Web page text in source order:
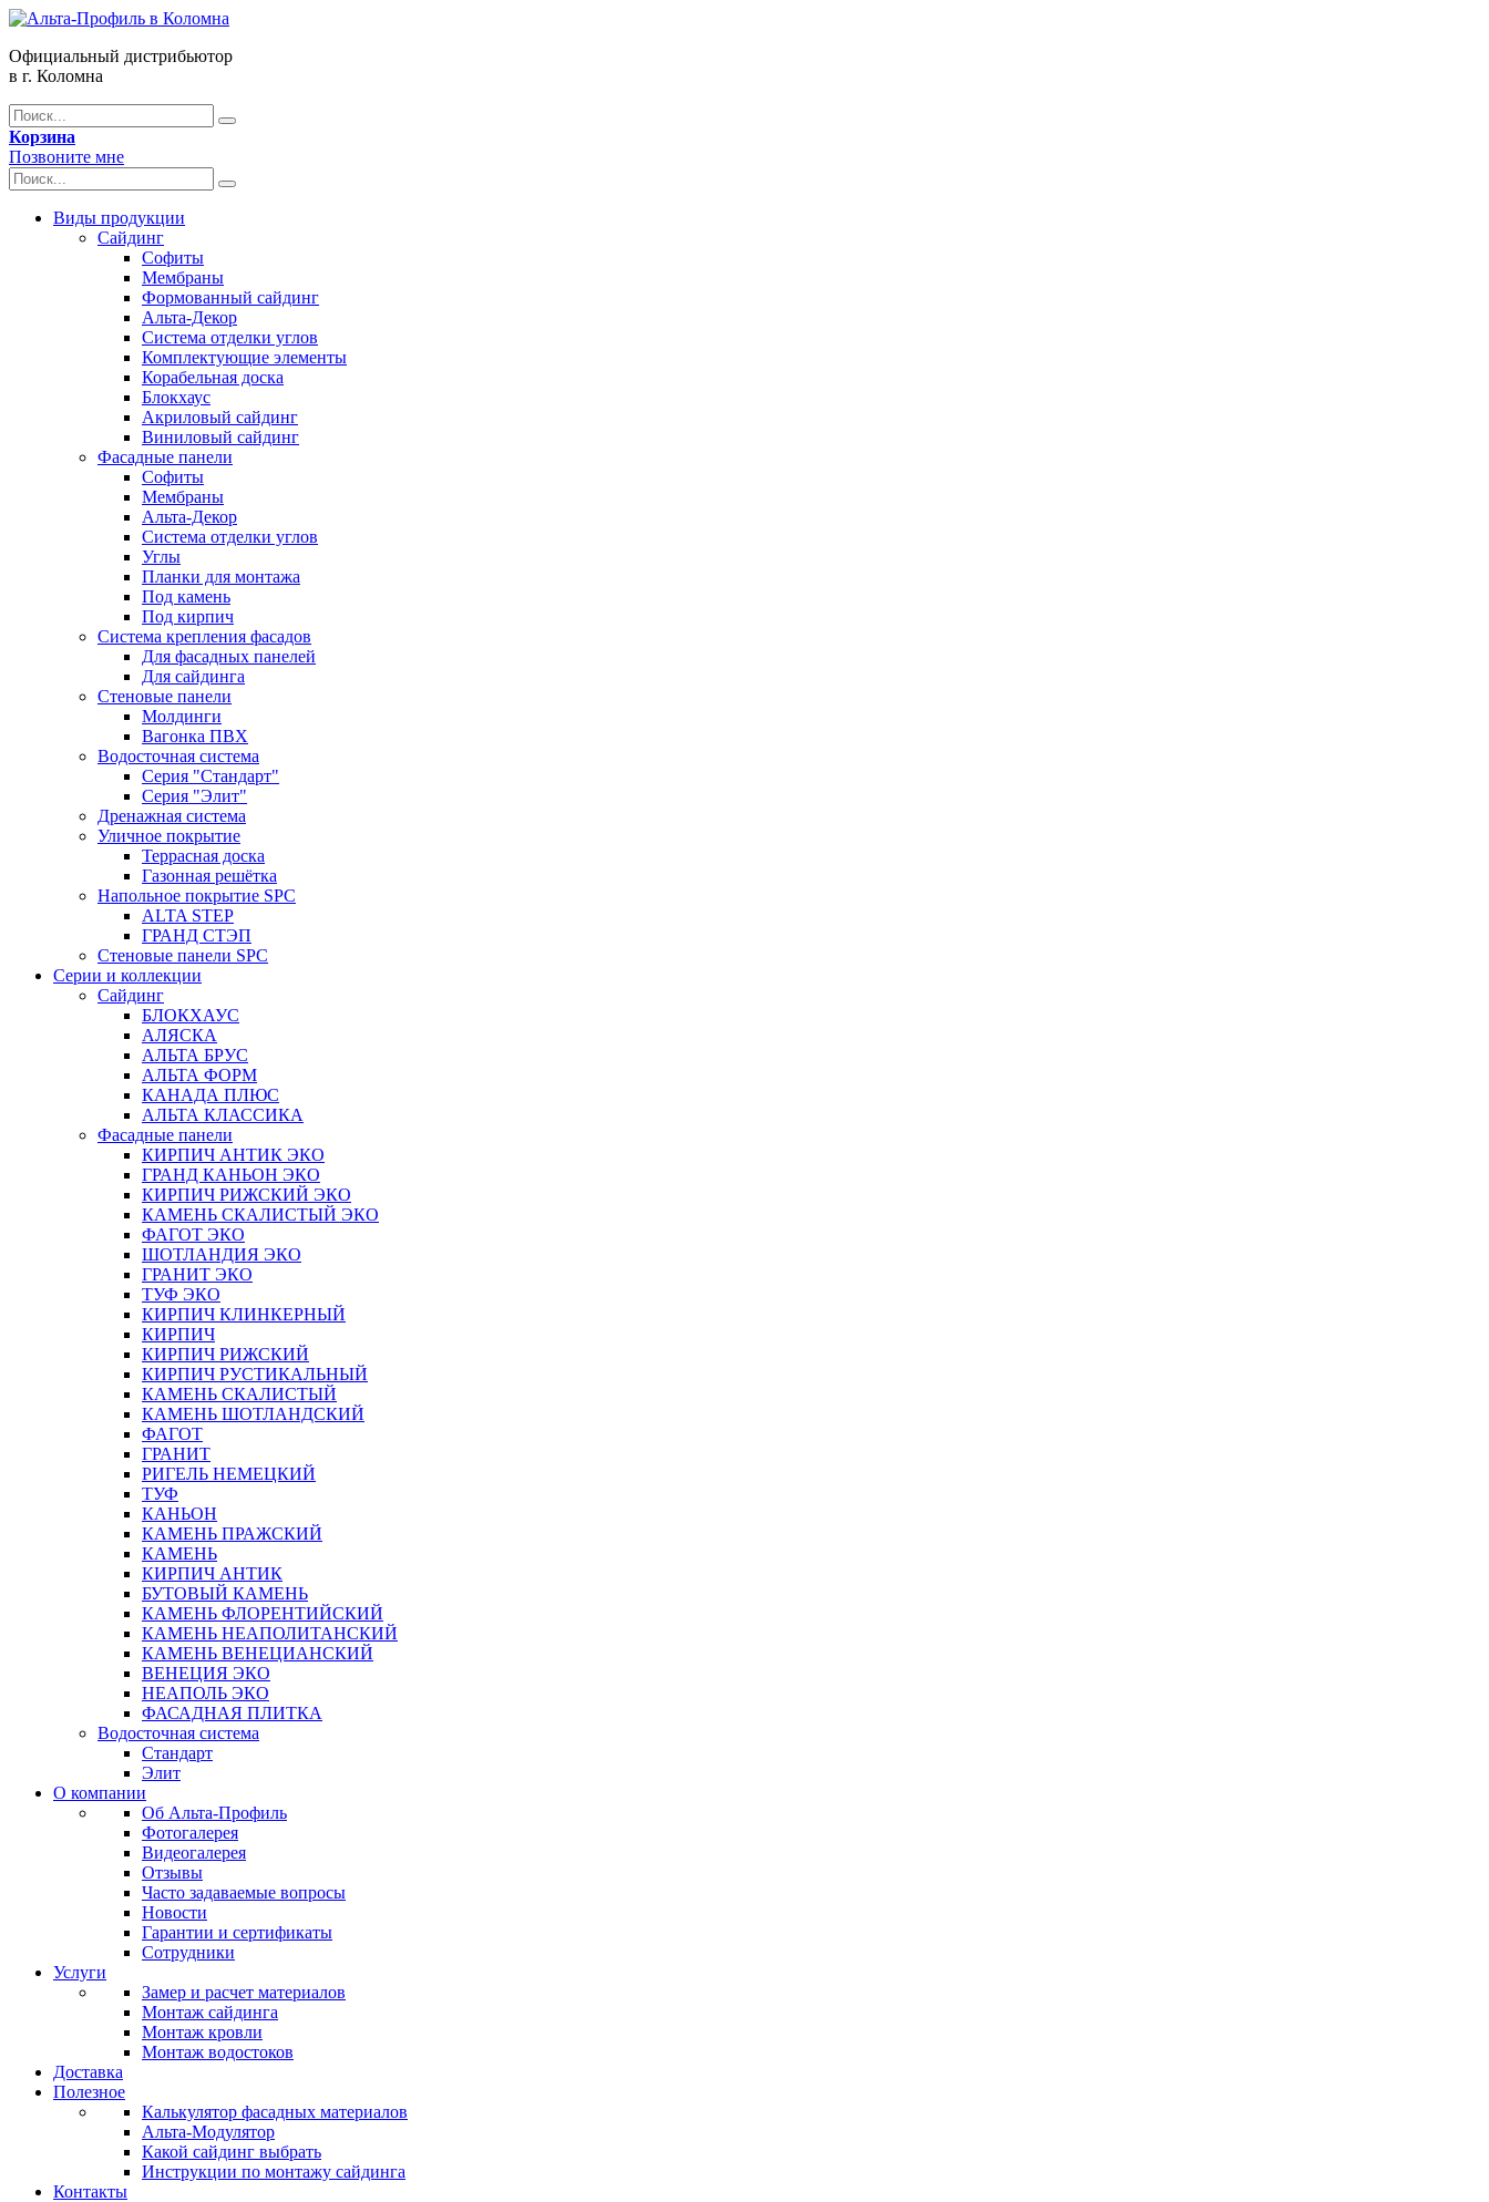
Официальный дистрибьютор
в г. Коломна
Корзина
Позвоните мне
Виды продукции
Сайдинг
Софиты
Мембраны
Формованный сайдинг
Альта-Декор
Система отделки углов
Комплектующие элементы
Корабельная доска
Блокхаус
Акриловый сайдинг
Виниловый сайдинг
Фасадные панели
Софиты
Мембраны
Альта-Декор
Система отделки углов
Углы
Планки для монтажа
Под камень
Под кирпич
Система крепления фасадов
Для фасадных панелей
Для сайдинга
Стеновые панели
Молдинги
Вагонка ПВХ
Водосточная система
Серия "Стандарт"
Серия "Элит"
Дренажная система
Уличное покрытие
Террасная доска
Газонная решётка
Напольное покрытие SPC
ALTA STEP
ГРАНД СТЭП
Стеновые панели SPC
Серии и коллекции
Сайдинг
БЛОКХАУС
АЛЯСКА
АЛЬТА БРУС
АЛЬТА ФОРМ
КАНАДА ПЛЮС
АЛЬТА КЛАССИКА
Фасадные панели
КИРПИЧ АНТИК ЭКО
ГРАНД КАНЬОН ЭКО
КИРПИЧ РИЖСКИЙ ЭКО
КАМЕНЬ СКАЛИСТЫЙ ЭКО
ФАГОТ ЭКО
ШОТЛАНДИЯ ЭКО
ГРАНИТ ЭКО
ТУФ ЭКО
КИРПИЧ КЛИНКЕРНЫЙ
КИРПИЧ
КИРПИЧ РИЖСКИЙ
КИРПИЧ РУСТИКАЛЬНЫЙ
КАМЕНЬ СКАЛИСТЫЙ
КАМЕНЬ ШОТЛАНДСКИЙ
ФАГОТ
ГРАНИТ
РИГЕЛЬ НЕМЕЦКИЙ
ТУФ
КАНЬОН
КАМЕНЬ ПРАЖСКИЙ
КАМЕНЬ
КИРПИЧ АНТИК
БУТОВЫЙ КАМЕНЬ
КАМЕНЬ ФЛОРЕНТИЙСКИЙ
КАМЕНЬ НЕАПОЛИТАНСКИЙ
КАМЕНЬ ВЕНЕЦИАНСКИЙ
ВЕНЕЦИЯ ЭКО
НЕАПОЛЬ ЭКО
ФАСАДНАЯ ПЛИТКА
Водосточная система
Стандарт
Элит
О компании
Об Альта-Профиль
Фотогалерея
Видеогалерея
Отзывы
Часто задаваемые вопросы
Новости
Гарантии и сертификаты
Сотрудники
Услуги
Замер и расчет материалов
Монтаж сайдинга
Монтаж кровли
Монтаж водостоков
Доставка
Полезное
Калькулятор фасадных материалов
Альта-Модулятор
Какой сайдинг выбрать
Инструкции по монтажу сайдинга
Контакты